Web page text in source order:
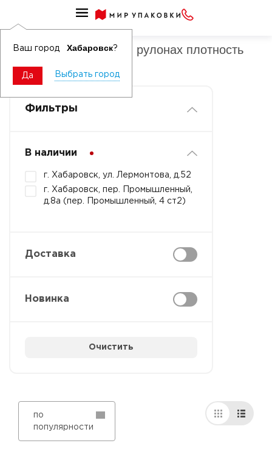
Ваш город Хабаровск?
Да Выбрать город
Вафельное полотно в рулонах плотность
Фильтры
В наличии
г. Хабаровск, ул. Лермонтова, д.52
г. Хабаровск, пер. Промышленный,
д.8а (пер. Промышленный, 4 ст2)
Доставка
Новинка
Очистить
по
популярности